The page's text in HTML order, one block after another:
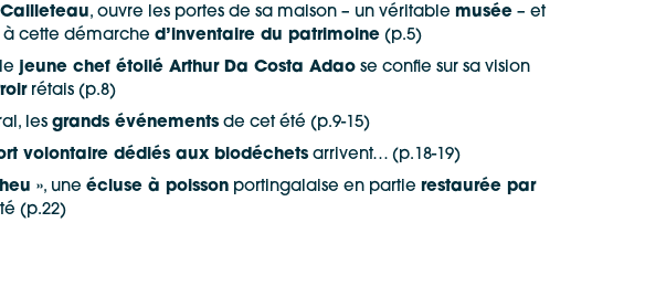
, ouvre les portes de sa maison – un véritable musée– et
cette démarche d’inventaire du patrimoine(p.5)
jeune chef étoilé Arthur Da Costa Adaose confie sur sa vision
rétais (p.8)
les grands événementsde cet été (p.9-15)
volontaire dédiés aux biodéchetsarrivent… (p.18-19)
», une écluse à poissonportingalaise en partie restaurée par
(p.22)